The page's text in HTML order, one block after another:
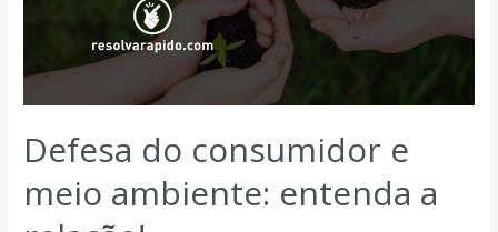
Defesa do consumidor e
meio ambiente: entenda a